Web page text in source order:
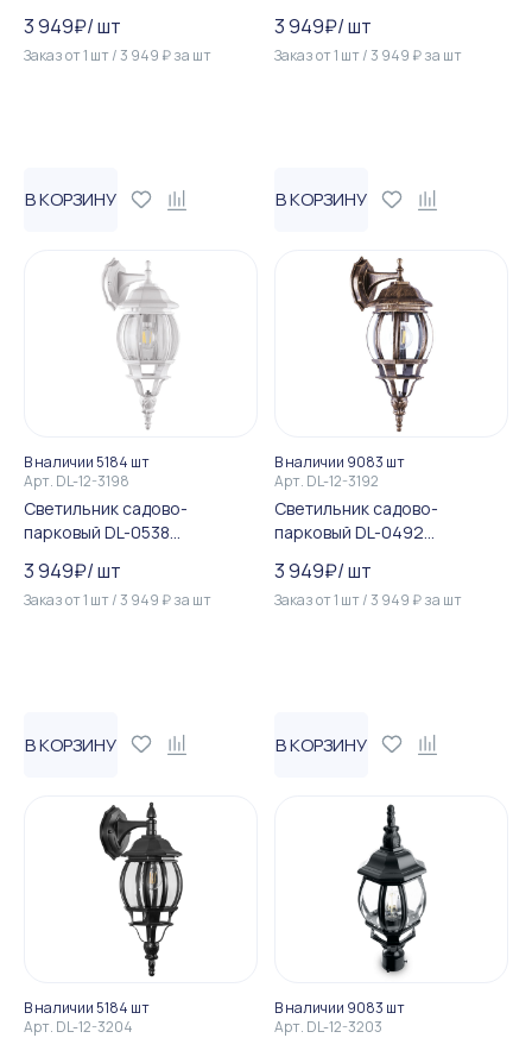
3 949₽/шт
Заказ от1 шт/3 949 ₽за шт
В КОРЗИНУ
3 949₽/шт
Заказ от1 шт/3 949 ₽за шт
В КОРЗИНУ
В наличии 5184 шт
Арт. DL-12-3198
Светильник садово-
парковый DL-0538
3 949₽/шт
Заказ от1 шт/3 949 ₽за шт
В КОРЗИНУ
В наличии 9083 шт
Арт. DL-12-3192
Светильник садово-
парковый DL-0492
3 949₽/шт
Заказ от1 шт/3 949 ₽за шт
В КОРЗИНУ
В наличии 5184 шт
Арт. DL-12-3204
В наличии 9083 шт
Арт. DL-12-3203